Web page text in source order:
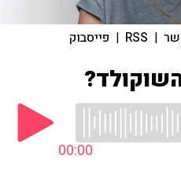
|
RSS
| פייסבוק
00:00